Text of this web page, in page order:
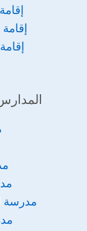
إقامة
مدرسة